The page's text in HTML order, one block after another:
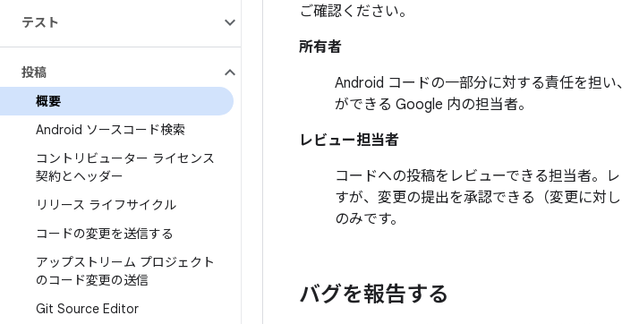
テスト
投稿
概要
Android ソースコード検索
コントリビューター ライセンス
契約とヘッダー
リリース ライフサイクル
コードの変更を送信する
アップストリーム プロジェクト
のコード変更の送信
Git Source Editor
ご確認ください。
所有者
Android コードの一部分に対する責任を担
ができる Google 内の担当者。
レビュー担当者
コードへの投稿をレビューできる担当者。
すが、変更の提出を承認できる（変更に対
のみです。
バグを報告する